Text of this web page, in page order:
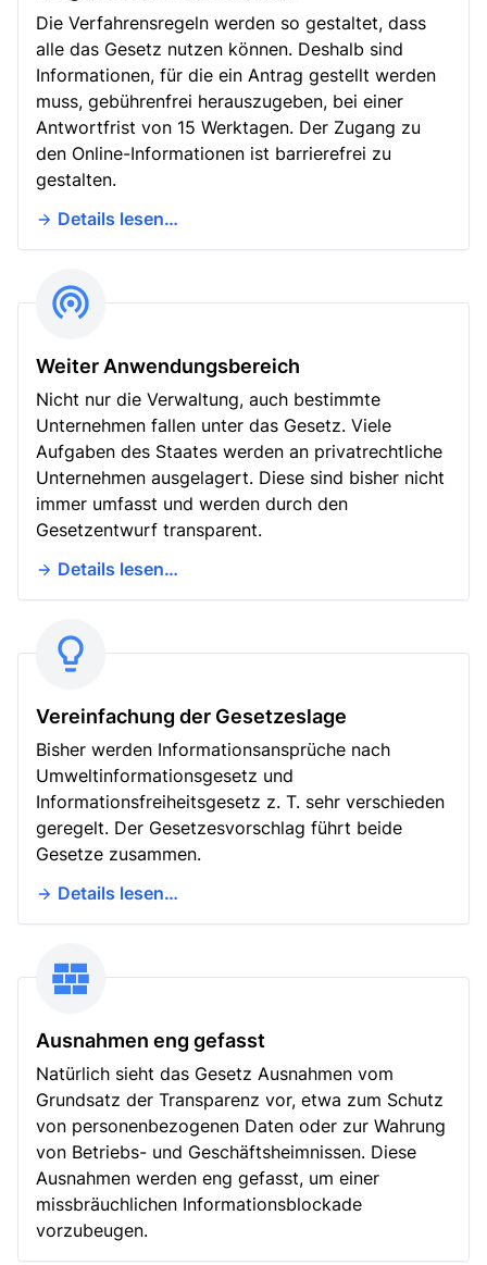
Die Verfahrensregeln werden so gestaltet, dass
alle das Gesetz nutzen können. Deshalb sind
Informationen, für die ein Antrag gestellt werden
muss, gebührenfrei herauszugeben, bei einer
Antwortfrist von 15 Werktagen. Der Zugang zu
den Online-Informationen ist barrierefrei zu
gestalten.
Details lesen…
Weiter Anwendungsbereich
Nicht nur die Verwaltung, auch bestimmte
Unternehmen fallen unter das Gesetz. Viele
Aufgaben des Staates werden an privatrechtliche
Unternehmen ausgelagert. Diese sind bisher nicht
immer umfasst und werden durch den
Gesetzentwurf transparent.
Details lesen…
Vereinfachung der Gesetzeslage
Bisher werden Informationsansprüche nach
Umweltinformationsgesetz und
Informationsfreiheitsgesetz z. T. sehr verschieden
geregelt. Der Gesetzesvorschlag führt beide
Gesetze zusammen.
Details lesen…
Ausnahmen eng gefasst
Natürlich sieht das Gesetz Ausnahmen vom
Grundsatz der Transparenz vor, etwa zum Schutz
von personenbezogenen Daten oder zur Wahrung
von Betriebs- und Geschäftsheimnissen. Diese
Ausnahmen werden eng gefasst, um einer
missbräuchlichen Informationsblockade
vorzubeugen.